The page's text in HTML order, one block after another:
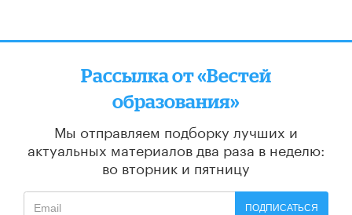
Рассылка от «Вестей
образования»
Мы отправляем подборку лучших и
актуальных материалов два раза в неделю:
во вторник и пятницу
ПОДПИСАТЬСЯ